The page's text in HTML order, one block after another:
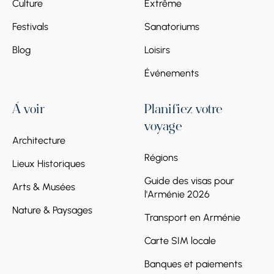
Forteresse Noire
défensive construite en pierre noire. Elle a été
bâtie en 1834 après la deuxième guerre
pluie, mérite une attention particulière. La
Forteresse Noire, aujourd’hui transformée en
centre touristique, rappelle aux visiteurs son
Culture
Festivals
Blog
Extrême
Sanatoriums
Loisirs
Événements
À voir
Architecture
Lieux Historiques
Arts & Musées
Nature & Paysages
Planifiez votre
voyage
Régions
Guide des visas pour
l'Arménie 2026
Transport en Arménie
Carte SIM locale
Banques et paiements